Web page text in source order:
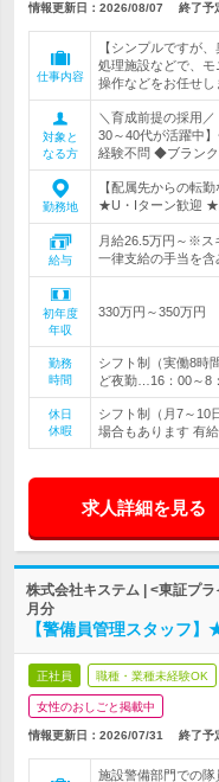
情報更新日：2026/08/07 終了予
仕事内容
【シンプルですが
処理施設などで、
操作などをお任せし
対象と
なる方
＼育成前提の採用
30～40代が活躍中
経験不問 ◆ブラン
勤務地
【配属先からの転
★U・Iターン歓迎 ★
給与
月給26.5万円～※ス
一律支給の手当を
初年度
年収
330万円～350万円
勤務
時間
シフト制（実働8
ど夜勤…16：00～
休日
休暇
シフト制（月7～10
場合もあります 有
求人詳細を見る
株式会社キステム | <東証プ
月分
【警備員管理スタッフ
正社員 職種・業種未経験OK
女性のおしごと掲載中
情報更新日：2026/07/31 終了予
施設警備部門での